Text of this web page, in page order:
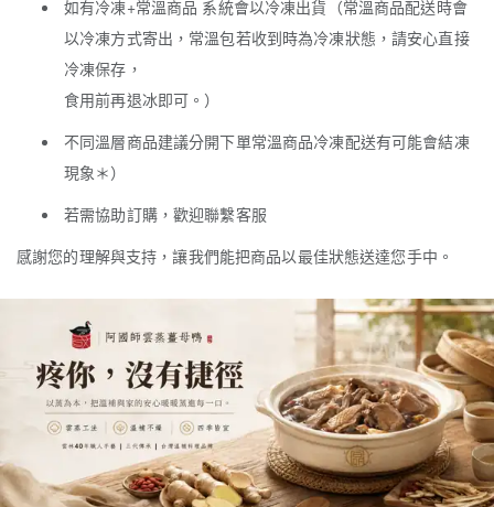
如有冷凍+常溫商品 系統會以冷凍出貨（常溫商品配送時會
以冷凍方式寄出，常溫包若收到時為冷凍狀態，請安心直接
冷凍保存，
食用前再退冰即可。）
不同溫層商品建議分開下單常溫商品冷凍配送有可能會結凍
現象＊）
若需協助訂購，歡迎聯繫客服
感謝您的理解與支持，讓我們能把商品以最佳狀態送達您手中。